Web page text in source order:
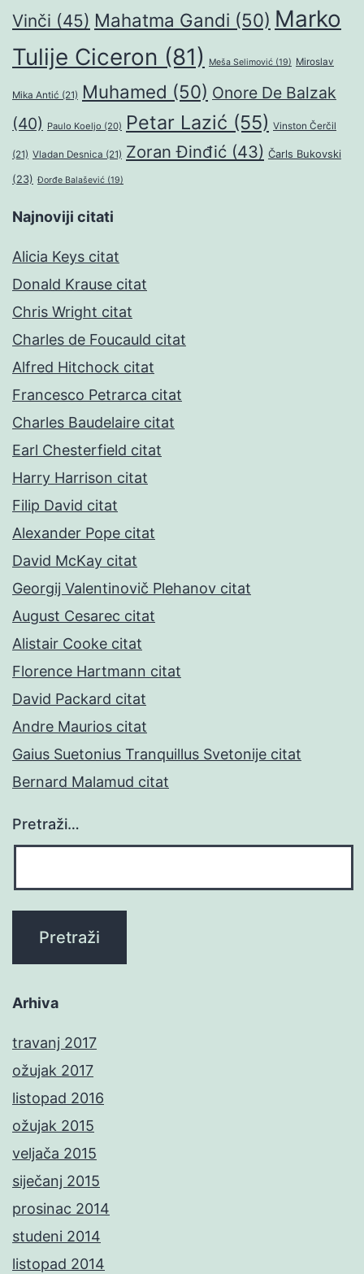
Vinči (45) Mahatma Gandi (50) Marko
Tulije Ciceron (81) Meša Selimović (19) Miroslav
Mika Antić (21) Muhamed (50) Onore De Balzak
(40) Paulo Koeljo (20) Petar Lazić (55) Vinston Čerčil
(21) Vladan Desnica (21) Zoran Đinđić (43) Čarls Bukovski
(23) Đorđe Balašević (19)
Najnoviji citati
Alicia Keys citat
Donald Krause citat
Chris Wright citat
Charles de Foucauld citat
Alfred Hitchock citat
Francesco Petrarca citat
Charles Baudelaire citat
Earl Chesterfield citat
Harry Harrison citat
Filip David citat
Alexander Pope citat
David McKay citat
Georgij Valentinovič Plehanov citat
August Cesarec citat
Alistair Cooke citat
Florence Hartmann citat
David Packard citat
Andre Maurios citat
Gaius Suetonius Tranquillus Svetonije citat
Bernard Malamud citat
Pretraži…
Arhiva
travanj 2017
ožujak 2017
listopad 2016
ožujak 2015
veljača 2015
siječanj 2015
prosinac 2014
studeni 2014
listopad 2014